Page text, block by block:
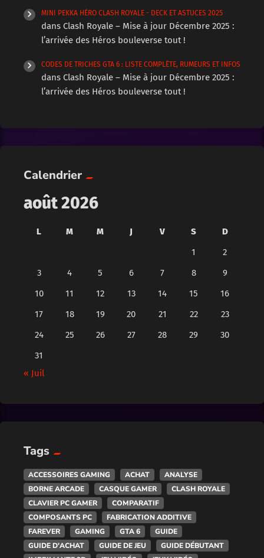
MINI PEKKA HÉRO CLASH ROYALE - DECK ET ASTUCES 2025
dans Clash Royale – Mise à jour Décembre 2025 :
l’arrivée des Héros bouleverse tout !
CODES DE TRICHES GTA 6 : LISTE COMPLÈTE, RUMEURS ET INFOS
dans Clash Royale – Mise à jour Décembre 2025 :
l’arrivée des Héros bouleverse tout !
Calendrier
août 2026
L M M J V S
D
1
2
3
4 5 6 7 8
9
10
11 12 13 14 15
16
17
18 19 20 21 22
23
24
25 26 27 28 29
30
31
« Juil
Tags
ACCESSOIRES GAMING ACHAT
ANALYSE
BORNE ARCADE
CASQUE GAMER
CLASH ROYALE
CLAVIER PC GAMER
COMPARATIF
COMPOSANTS PC
FABRICATION ADDITIVE
FAREVER
GAMING GTA 6
GUIDE
GUIDE D'ACHAT
GUIDE DE JEU
GUIDE DÉBUTANT